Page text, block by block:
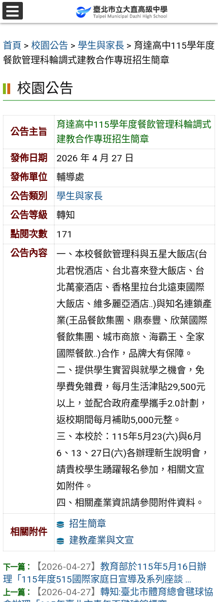
跳
至
要
內
區
首頁 > 校園公告 > 學生與家長 > 育達高中115學年度
餐飲管理科輪調式建教合作專班招生簡章
校園公告
公告主旨
育達高中115學年度餐飲管理科輪調式
建教合作專班招生簡章
發佈日期
2026 年 4 月 27 日
發佈單位
輔導處
公告類別
學生與家長
公告等級
轉知
點閱次數
171
公告內容
一、本校餐飲管理科與五星大飯店(台
北君悅酒店、台北喜來登大飯店、台
北萬豪酒店、香格里拉台北遠東國際
大飯店、維多麗亞酒店..)與知名連鎖產
業(王品餐飲集團、鼎泰豐、欣葉國際
餐飲集團、城市商旅、海霸王、全家
國際餐飲..)合作，品牌大有保障。
二、提供學生實習與就學之機會，免
學費免雜費，每月生活津貼29,500元
以上，並配合政府產學攜手2.0計劃，
返校期間每月補助5,000元整。
三、本校於：115年5月23(六)與6月
6、13、27日(六)各辦理新生說明會，
請貴校學生踴躍報名參加，相關文宣
如附件。
四、相關產業資訊請參閱附件資料。
相關附件
招生簡章
建教產業與文宣
【2026-04-27】 教育部於115年5月16日辦
理「115年度515國際家庭日宣導及系列座談 ...
【2026-04-27】 轉知:臺北市體育總會毽球協
選
單